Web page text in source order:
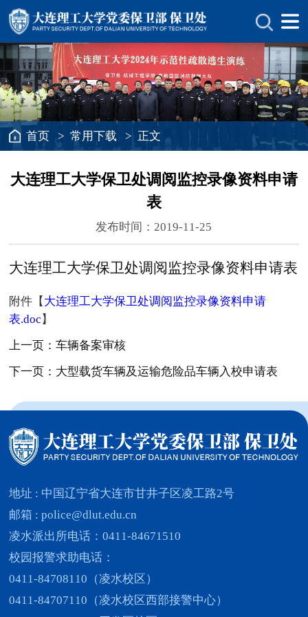
首页 >常用下载 > 正文
大连理工大学保卫处调阅监控录像资料申请
表
发布时间：2019-11-25
大连理工大学保卫处调阅监控录像资料申请表
附件【大连理工大学保卫处调阅监控录像资料申请
表.doc】
上一页：车辆备案审核
下一页：大型载货车辆及运输危险品车辆入校申请表
地址 : 中国辽宁省大连市甘井子区凌工路2号
邮箱 : police@dlut.edu.cn
凌水派出所电话：0411-84671510
校园报警求助电话：
0411-84708110（凌水校区）
0411-84707110（凌水校区西部接警中心）